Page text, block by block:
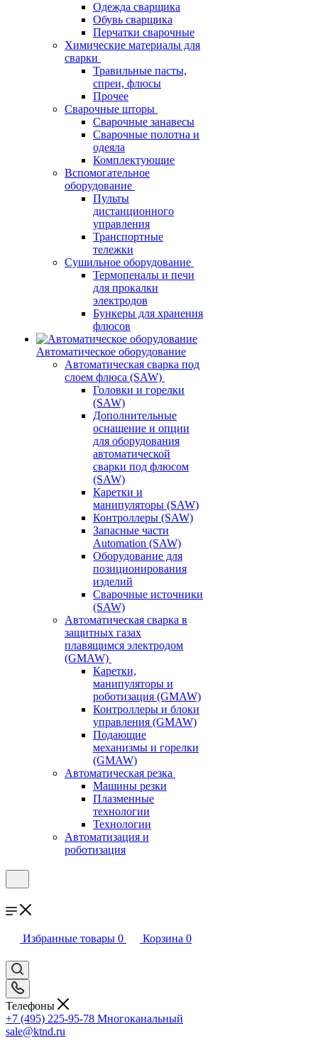
Одежда сварщика
Обувь сварщика
Перчатки сварочные
Химические материалы для
сварки
Травильные пасты,
спреи, флюсы
Прочее
Сварочные шторы
Сварочные занавесы
Сварочные полотна и
одеяла
Комплектующие
Вспомогательное
оборудование
Пульты
дистанционного
управления
Транспортные
тележки
Сушильное оборудование
Термопеналы и печи
для прокалки
электродов
Бункеры для хранения
флюсов
Автоматическое оборудование
Автоматическая сварка под
слоем флюса (SAW)
Головки и горелки
(SAW)
Дополнительные
оснащение и опции
для оборудования
автоматической
сварки под флюсом
(SAW)
Каретки и
манипуляторы (SAW)
Контроллеры (SAW)
Запасные части
Automation (SAW)
Оборудование для
позиционирования
изделий
Сварочные источники
(SAW)
Автоматическая сварка в
защитных газах
плавящимся электродом
(GMAW)
Каретки,
манипуляторы и
роботизация (GMAW)
Контроллеры и блоки
управления (GMAW)
Подающие
механизмы и горелки
(GMAW)
Автоматическая резка
Машины резки
Плазменные
технологии
Технологии
Автоматизация и
роботизация
Избранные товары 0 Корзина 0
Телефоны
+7 (495) 225-95-78 Многоканальный
sale@ktnd.ru